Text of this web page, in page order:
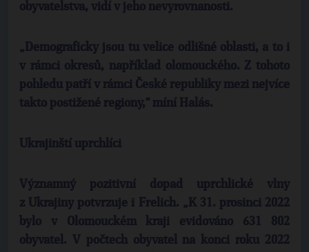
obyvatelstva, vidí v jeho nevyrovnanosti.
„Demograficky jsou tu velice odlišné oblasti, a to i
v rámci okresů, například olomouckého. Z tohoto
pohledu patří v rámci České republiky mezi nejvíce
takto postižené regiony,“ míní Halás.
Ukrajinští uprchlíci
Významný pozitivní dopad uprchlické vlny
z Ukrajiny potvrzuje i Frelich. „K 31. prosinci 2022
bylo v Olomouckém kraji evidováno 631 802
obyvatel. V počtech obyvatel na konci roku 2022